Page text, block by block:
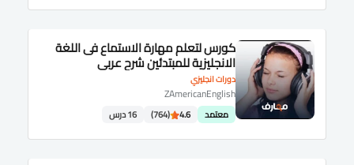
دورات انجليزي
كورس لتعلم مهارة الاستماع فى اللغة
الانجليزية للمبتدئين شرح عربى
ZAmericanEnglish
معتمد 4.6
(764) 16 درس